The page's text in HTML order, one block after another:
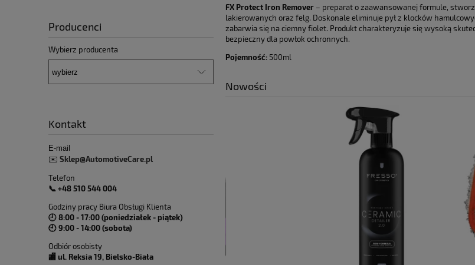
Producenci
Wybierz producenta
Kontakt
E-mail
✉️ Sklep@AutomotiveCare.pl
Telefon
📞 +48 510 544 004
Godziny pracy Biura Obsługi Klienta
🕘 8:00 - 17:00 (poniedziałek - piątek)
🕘 9:00 - 14:00 (sobota)
Odbiór osobisty
🏬 ul. Reksia 19, Bielsko-Biała
FX Protect Iron Remover – preparat o zaawansowanej formule,
lakierowanych oraz felg. Doskonale eliminuje pył z klocków
zabarwia się na ciemny fiolet. Produkt charakteryzuje się wysoką
bezpieczny dla powłok ochronnych.
Pojemność: 500ml
Nowości